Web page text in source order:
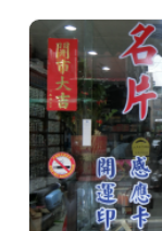
開
案
印